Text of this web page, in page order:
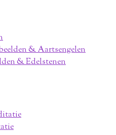
& Aartsengelen
& Edelstenen